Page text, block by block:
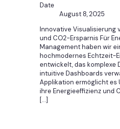
Date
August 8, 2025
Innovative Visualisierung
und CO2-Ersparnis Für
Management haben wir
hochmodernes Echtzeit-
entwickelt, das komplexe
intuitive Dashboards
Applikation ermöglicht es
ihre Energieeffizienz und
[…]